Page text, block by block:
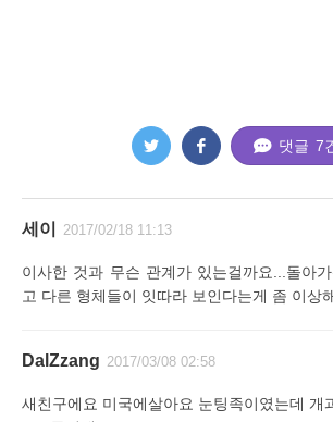
댓글 7
세이 2017/02/18 11:13
이사한 것과 무슨 관계가 있는걸까요...돌아
고 다른 형체들이 잇따라 보인다는게 좀 이상해
DalZzang 2017/03/08 02:58
새친구에요 미국에살아요 눈팅족이였는데 개